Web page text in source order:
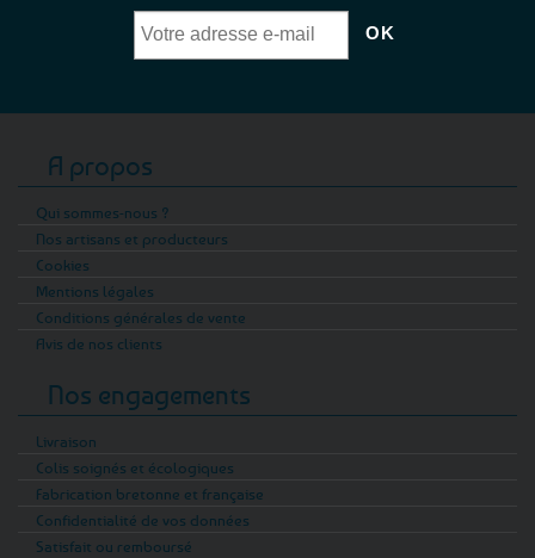
A propos
Qui sommes-nous ?
Nos artisans et producteurs
Cookies
Mentions légales
Conditions générales de vente
Avis de nos clients
Nos engagements
Livraison
Colis soignés et écologiques
Fabrication bretonne et française
Confidentialité de vos données
Satisfait ou remboursé